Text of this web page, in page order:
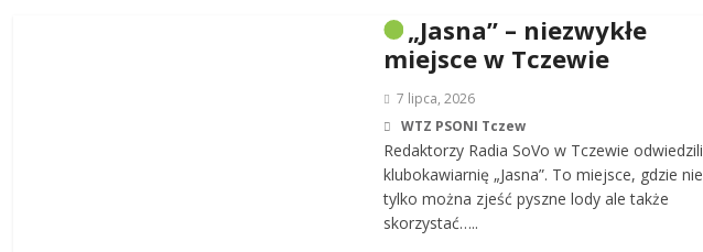
„Jasna” – niezwykłe
miejsce w Tczewie
7 lipca, 2026
WTZ PSONI Tczew
Redaktorzy Radia SoVo w Tczewie odwiedzili
klubokawiarnię „Jasna”. To miejsce, gdzie nie
tylko można zjeść pyszne lody ale także
skorzystać…..